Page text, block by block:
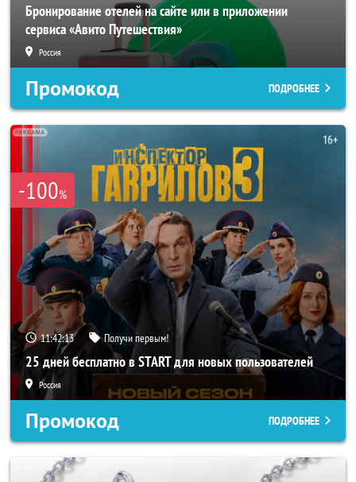
Бронирование отелей на сайте или в приложении
сервиса «Авито Путешествия»
Россия
Промокод ПОДРОБНЕЕ
-100%
11:42:11 Получи первым!
25 дней бесплатно в START для новых пользователей
Россия
Промокод ПОДРОБНЕЕ